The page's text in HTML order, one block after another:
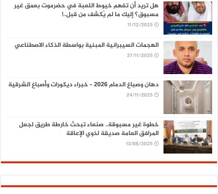
هل تريد أن تفهم خيوط اللعبة في حضرموت بعمق غير
مسبوق؟ إليك ما لم يُكشف من قبل..!
11/12/2025
الهجمات السيبرانية المبنية بواسطة الذكاء الاصطناعي
27/11/2025
دهان وصباغ الدمام 2026 – خبراء ديكورات وأصباغ الشرقية
24/11/2025
خطوة غير مسبوقة.. صنعاء تبحث خارطة طريق لجعل
المرافق العامة صديقة لذوي الإعاقة
13/08/2025